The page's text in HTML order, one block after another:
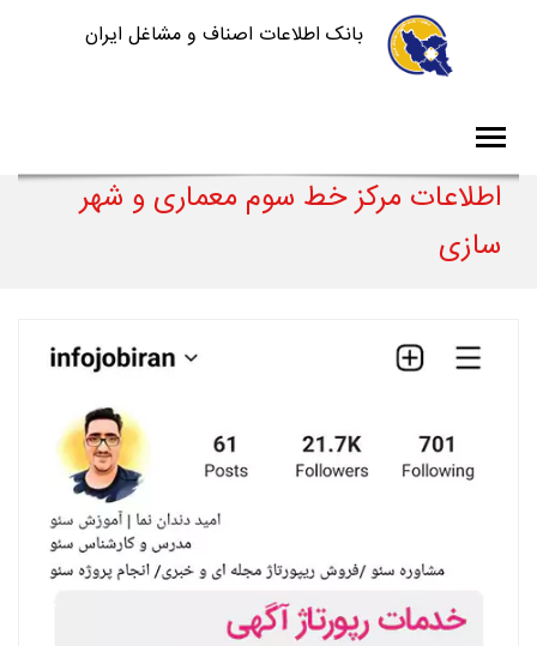
بانک اطلاعات اصناف و مشاغل ایران
اطلاعات مرکز خط سوم معماری و شهر
سازی